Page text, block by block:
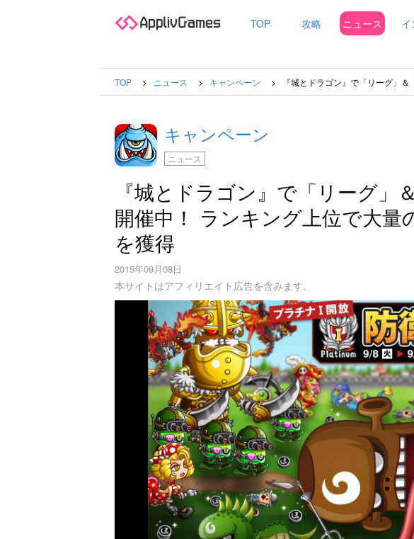
TOP 攻略 ニュース
TOP ニュース キャンペーン 『城とドラゴン』で「リーグ」
キャンペーン
ニュース
『城とドラゴン』で「リーグ」
開催中！ ランキング上位で大量
を獲得
2015年09月08日
本サイトはアフィリエイト広告を含みます。